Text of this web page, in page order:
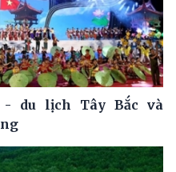
- du lịch Tây Bắc và